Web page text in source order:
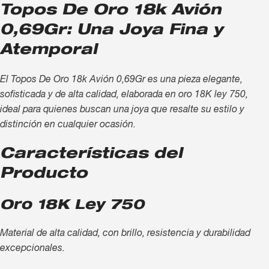
Topos De Oro 18k Avión
0,69Gr: Una Joya Fina y
Atemporal
El Topos De Oro 18k Avión 0,69Gr es una pieza elegante,
sofisticada y de alta calidad, elaborada en oro 18K ley 750,
ideal para quienes buscan una joya que resalte su estilo y
distinción en cualquier ocasión.
Características del
Producto
Oro 18K Ley 750
Material de alta calidad, con brillo, resistencia y durabilidad
excepcionales.